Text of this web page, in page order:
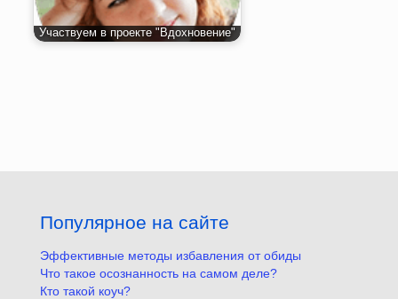
Участвуем в проекте "Вдохновение"
Популярное на сайте
Эффективные методы избавления от обиды
Что такое осознанность на самом деле?
Кто такой коуч?